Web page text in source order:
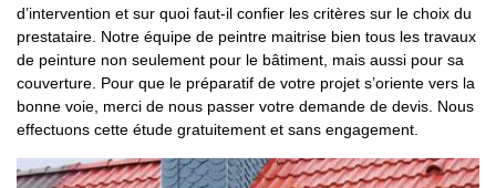
d’intervention et sur quoi faut-il confier les critères sur le choix du
prestataire. Notre équipe de peintre maitrise bien tous les travaux
de peinture non seulement pour le bâtiment, mais aussi pour sa
couverture. Pour que le préparatif de votre projet s’oriente vers la
bonne voie, merci de nous passer votre demande de devis. Nous
effectuons cette étude gratuitement et sans engagement.